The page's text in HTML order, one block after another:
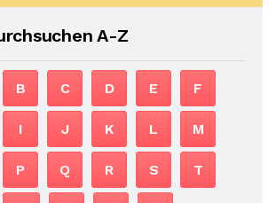
A-Z
B C D E F
I J K L M
P Q R S T